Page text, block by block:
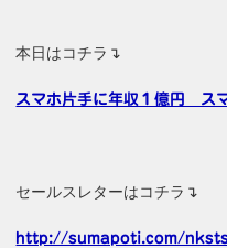
本日はコチラ↴
スマホ片手に年収１億円 ス
セールスレターはコチラ↴
http://sumapoti.com/